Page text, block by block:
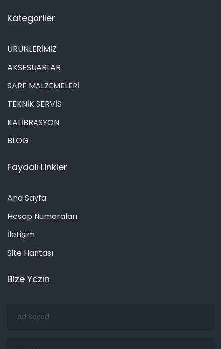
Kategoriler
ÜRÜNLERİMİZ
AKSESUARLAR
SARF MALZEMELERİ
TEKNİK SERVİS
KALİBRASYON
BLOG
Faydalı Linkler
Ana Sayfa
Hesap Numaraları
İletişim
Site Haritası
Bize Yazın
Soyad